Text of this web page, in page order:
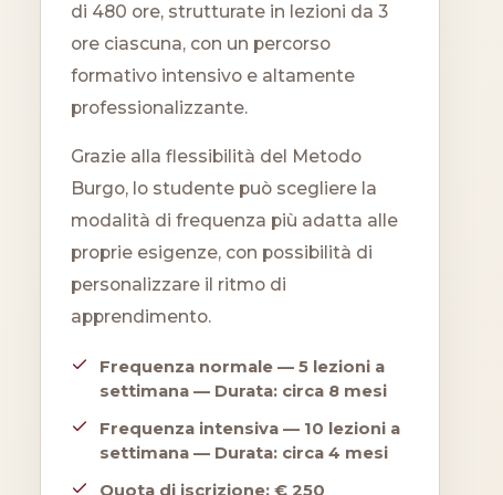
di 480 ore, strutturate in lezioni da 3
ore ciascuna, con un percorso
formativo intensivo e altamente
professionalizzante.
Grazie alla flessibilità del Metodo
Burgo, lo studente può scegliere la
modalità di frequenza più adatta alle
proprie esigenze, con possibilità di
personalizzare il ritmo di
apprendimento.
Frequenza normale — 5 lezioni a
settimana — Durata: circa 8 mesi
Frequenza intensiva — 10 lezioni a
settimana — Durata: circa 4 mesi
Quota di iscrizione: € 250